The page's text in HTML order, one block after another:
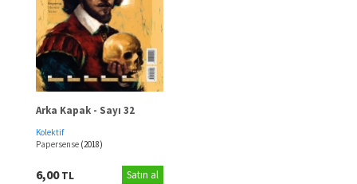
Arka Kapak - Sayı 32
Kolektif
Papersense (2018)
6,00TL Satın al